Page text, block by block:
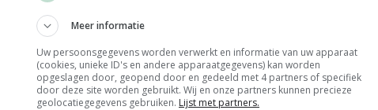
Meer informatie
Uw persoonsgegevens worden verwerkt en informatie van uw apparaat
(cookies, unieke ID's en andere apparaatgegevens) kan worden
opgeslagen door, geopend door en gedeeld met 4 partners of specifiek
door deze site worden gebruikt. Wij en onze partners kunnen precieze
geolocatiegegevens gebruiken. Lijst met partners.